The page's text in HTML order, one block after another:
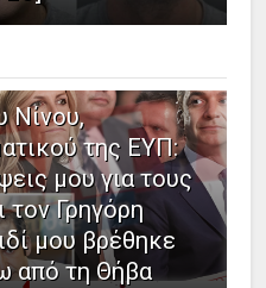
Νίνου,
της ΕΥΠ:
μου για τους
Γρηγόρη
μου βρέθηκε
από τη Θήβα